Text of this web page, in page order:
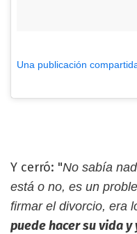
Y cerró: "No sabía
está o no, es un
firmar el divorcio, era
puede hacer su vida y